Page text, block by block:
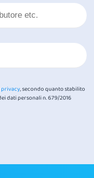
, secondo quanto stabilito
dati personali n. 679/2016